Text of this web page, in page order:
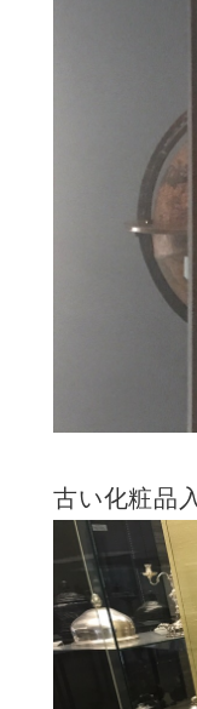
古い化粧品